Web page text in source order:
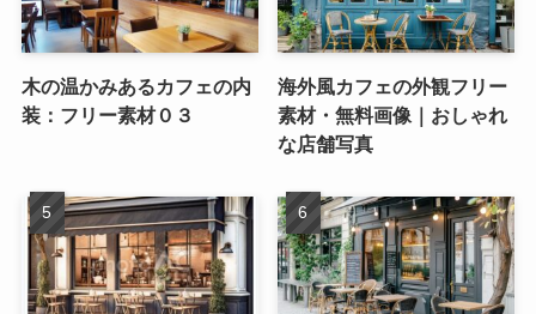
木の温かみあるカフェの内
装：フリー素材０３
海外風カフェの外観フリー
素材・無料画像｜おしゃれ
な店舗写真